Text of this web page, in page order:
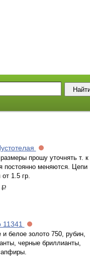
прошу уточнять т. к
постоянно меняются. Цепи
1.5 гр.
р.
11341
белое золото 750, рубин,
черные бриллианты,